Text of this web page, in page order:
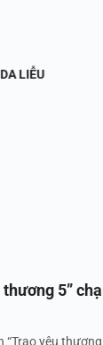
DA LIỄU
thương 5”
“Trao yêu